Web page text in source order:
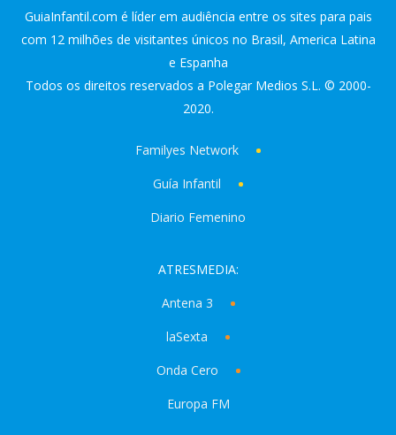
GuiaInfantil.com é líder em audiência entre os sites para pais
com 12 milhões de visitantes únicos no Brasil, America Latina
e Espanha
Todos os direitos reservados a Polegar Medios S.L. © 2000-
2020.
Familyes Network
Guía Infantil
Diario Femenino
ATRESMEDIA:
Antena 3
laSexta
Onda Cero
Europa FM